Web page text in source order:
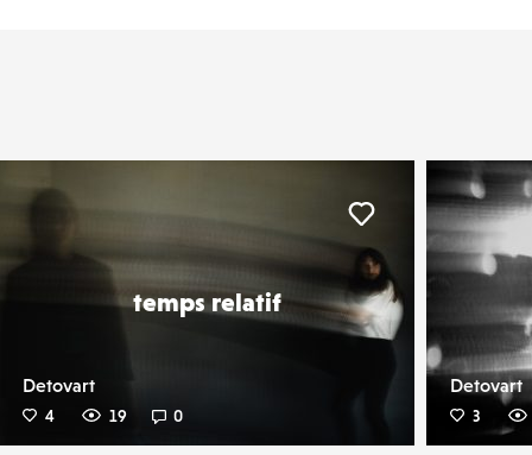
temps relatif
Detovart
4 19 0
Liker
Detovart
3